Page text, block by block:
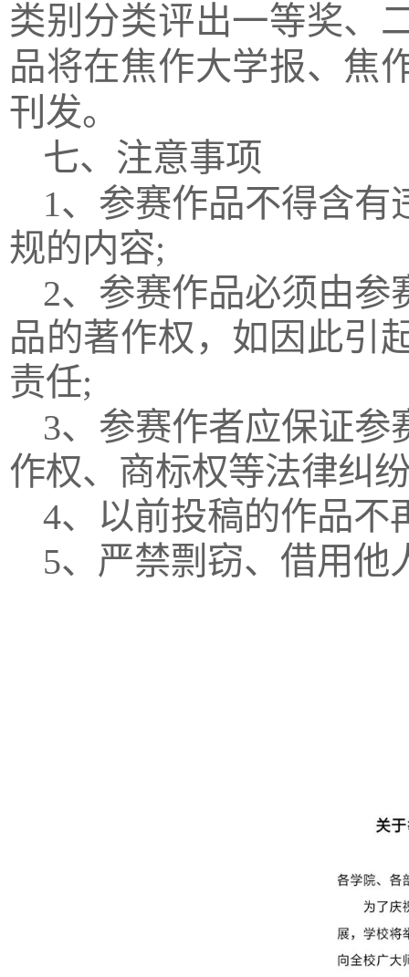
类别分类评出一等奖、
品将在焦作大学报、焦
刊发。
七、注意事项
1、参赛作品不得含
规的内容;
2、参赛作品必须由参
品的著作权，如因此引
责任;
3、参赛作者应保证
作权、商标权等法律纠
4、以前投稿的作品不
5、严禁剽窃、借用他